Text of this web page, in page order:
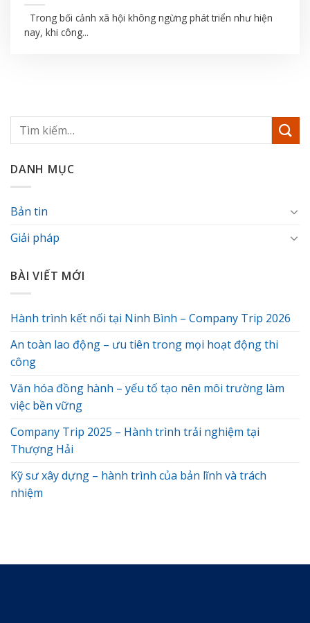
Trong bối cảnh xã hội không ngừng phát triển như hiện
nay, khi công...
DANH MỤC
Bản tin
Giải pháp
BÀI VIẾT MỚI
Hành trình kết nối tại Ninh Bình – Company Trip 2026
An toàn lao động – ưu tiên trong mọi hoạt động thi
công
Văn hóa đồng hành – yếu tố tạo nên môi trường làm
việc bền vững
Company Trip 2025 – Hành trình trải nghiệm tại
Thượng Hải
Kỹ sư xây dựng – hành trình của bản lĩnh và trách
nhiệm